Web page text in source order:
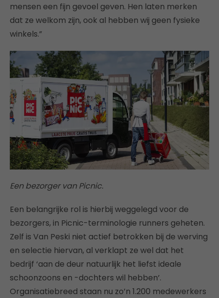
mensen een fijn gevoel geven. Hen laten merken
dat ze welkom zijn, ook al hebben wij geen fysieke
winkels.”
Een bezorger van Picnic.
Een belangrijke rol is hierbij weggelegd voor de
bezorgers, in Picnic-terminologie runners geheten.
Zelf is Van Peski niet actief betrokken bij de werving
en selectie hiervan, al verklapt ze wel dat het
bedrijf ‘aan de deur natuurlijk het liefst ideale
schoonzoons en -dochters wil hebben’.
Organisatiebreed staan nu zo’n 1.200 medewerkers